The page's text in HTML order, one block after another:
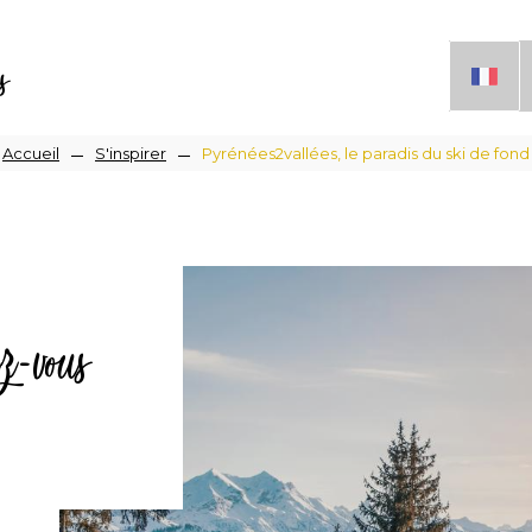
Fil
d'Ariane
Accueil S'inspirer Pyrénées2vallées, le paradis du ski de fond
vous